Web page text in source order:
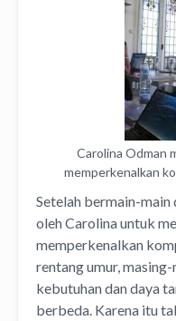
Carolina Odman
memperkenalkan
Setelah bermain-main
oleh Carolina untuk
memperkenalkan
rentang umur,
kebutuhan dan daya
berbeda. Karena itu